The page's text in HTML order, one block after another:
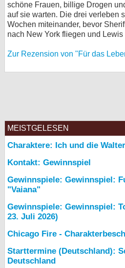
schöne Frauen, billige Drogen
auf sie warten. Die drei verleben
Wochen miteinander, bevor
nach New York fliegen und
Zur Rezension von "Für das
MEISTGELESEN
Charaktere: Ich und die
Kontakt: Gewinnspiel
Gewinnspiele: Gewinnspiel:
"Vaiana"
Gewinnspiele: Gewinnspiel:
23. Juli 2026)
Chicago Fire -
Starttermine (Deutschland):
Deutschland